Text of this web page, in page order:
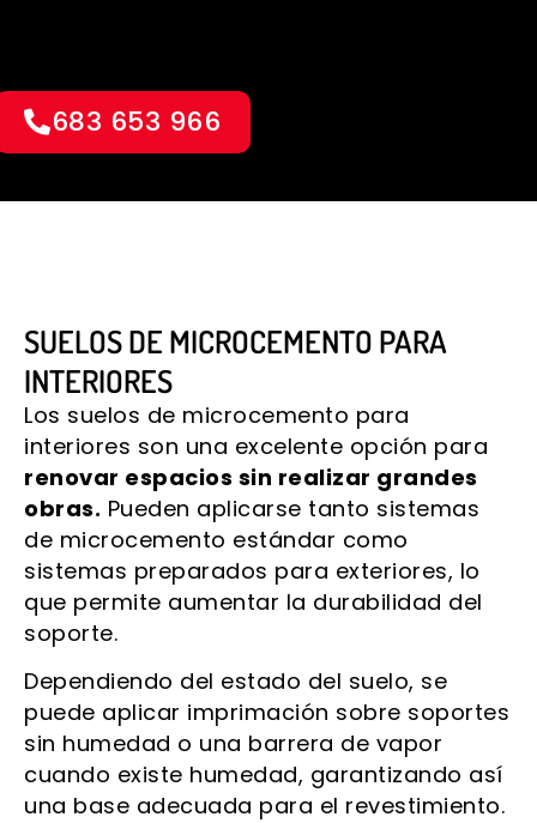
683 653 966
SUELOS DE MICROCEMENTO PARA
INTERIORES
Los suelos de microcemento para
interiores son una excelente opción para
renovar espacios sin realizar grandes
obras. Pueden aplicarse tanto sistemas
de microcemento estándar como
sistemas preparados para exteriores, lo
que permite aumentar la durabilidad del
soporte.
Dependiendo del estado del suelo, se
puede aplicar imprimación sobre soportes
sin humedad o una barrera de vapor
cuando existe humedad, garantizando así
una base adecuada para el revestimiento.